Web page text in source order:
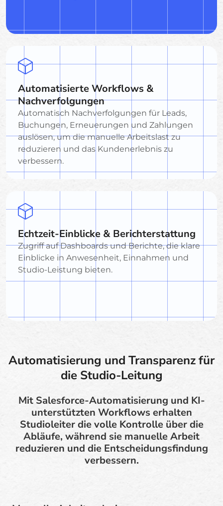
Automatisierte Workflows &
Nachverfolgungen
Automatisch Nachverfolgungen für Leads,
Buchungen, Erneuerungen und Zahlungen
auslösen, um die manuelle Arbeitslast zu
reduzieren und das Kundenerlebnis zu
verbessern.
Echtzeit-Einblicke & Berichterstattung
Zugriff auf Dashboards und Berichte, die klare
Einblicke in Anwesenheit, Einnahmen und
Studio-Leistung bieten.
Automatisierung und Transparenz für
die Studio-Leitung
Mit Salesforce-Automatisierung und KI-
unterstützten Workflows erhalten
Studioleiter die volle Kontrolle über die
Abläufe, während sie manuelle Arbeit
reduzieren und die Entscheidungsfindung
verbessern.